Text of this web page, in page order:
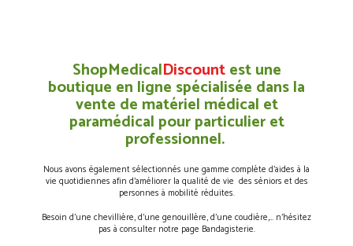
ShopMedicalDiscountest une
boutique en ligne spécialisée dans la
vente de matériel médical et
paramédical pour particulier et
professionnel.
Nous avons également sélectionnés une gamme complète d’aides à la
vie quotidiennes afin d’améliorer la qualité de vie des séniors et des
personnes à mobilité réduites.
Besoin d’une chevillière, d’une genouillère, d’une coudière,… n’hésitez
pas à consulter notre page Bandagisterie.